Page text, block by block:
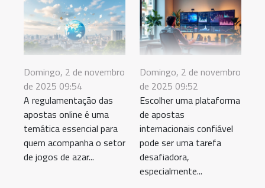
Domingo, 2 de novembro
de 2025 09:54
A regulamentação das
apostas online é uma
temática essencial para
quem acompanha o setor
de jogos de azar...
Domingo, 2 de novembro
de 2025 09:52
Escolher uma plataforma
de apostas
internacionais confiável
pode ser uma tarefa
desafiadora,
especialmente...